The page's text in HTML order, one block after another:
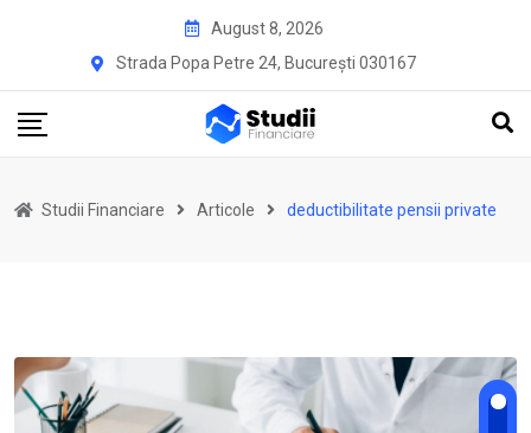
August 8, 2026
Strada Popa Petre 24, București 030167
Studii Financiare Articole deductibilitate pensii private